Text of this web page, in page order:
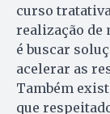
curso
realização de
é buscar
acelerar as
Também
que